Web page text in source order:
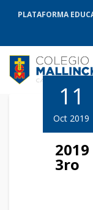
PLATAFORMA
11
Oct 2019
3ro